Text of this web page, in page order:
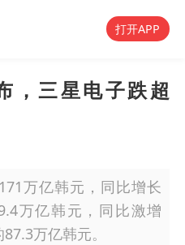
打开APP
，三星电子跌超
万亿韩元，同比增长
万亿韩元，同比激增
万亿韩元。